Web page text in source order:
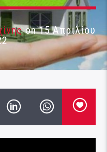
on 15 Απριλίου